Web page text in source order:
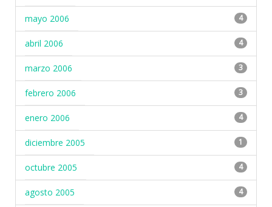
mayo 2006 4
abril 2006 4
marzo 2006 3
febrero 2006 3
enero 2006 4
diciembre 2005 1
octubre 2005 4
agosto 2005 4